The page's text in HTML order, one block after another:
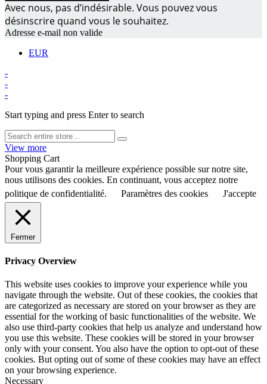
Avec nous, pas d’indésirable. Vous pouvez vous
désinscrire quand vous le souhaitez.
Adresse e-mail non valide
EUR
-
-
-
Start typing and press Enter to search
View more
Shopping Cart
Pour vous garantir la meilleure expérience possible sur notre site,
nous utilisons des cookies. En continuant, vous acceptez notre
politique de confidentialité.
Paramètres des cookies J'accepte
Fermer
Privacy Overview
This website uses cookies to improve your experience while you
navigate through the website. Out of these cookies, the cookies that
are categorized as necessary are stored on your browser as they are
essential for the working of basic functionalities of the website. We
also use third-party cookies that help us analyze and understand how
you use this website. These cookies will be stored in your browser
only with your consent. You also have the option to opt-out of these
cookies. But opting out of some of these cookies may have an effect
on your browsing experience.
Necessary